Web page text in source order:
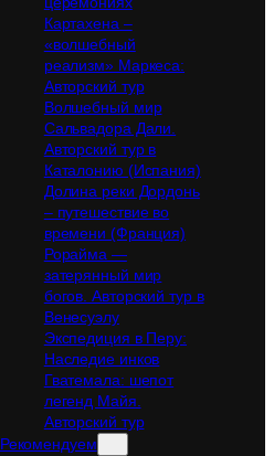
Картахена –
«волшебный
реализм» Маркеса:
Авторский тур
Волшебный мир
Сальвадора Дали.
Авторский тур в
Каталонию (Испания)
Долина реки Дордонь
– путешествие во
времени (Франция)
Рорайма —
затерянный мир
богов. Авторский тур в
Венесуэлу
Экспедиция в Перу:
Наследие инков
Гватемала: шепот
легенд Майя.
Авторский тур
Рекомендуем